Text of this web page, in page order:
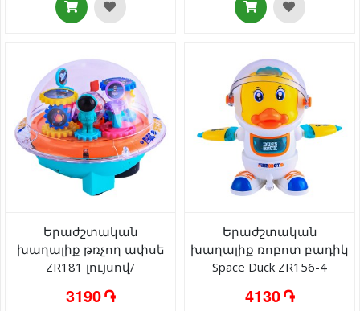
Երաժշտական
խաղալիք թռչող ափսե
ZR181 լույսով/
երաժշտությունով 3+
3190 ֏
Երաժշտական
խաղալիք ռոբոտ բադիկ
Space Duck ZR156-4
լույսով/
երաժշտությունով 3+
4130 ֏